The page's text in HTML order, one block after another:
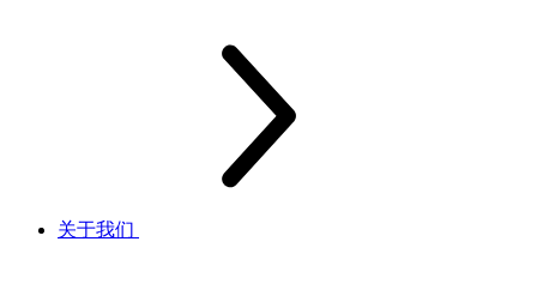
关于我们